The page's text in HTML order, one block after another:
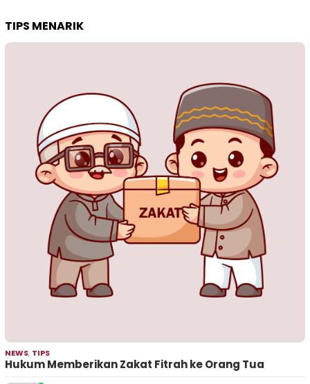
TIPS MENARIK
NEWS, TIPS
Hukum Memberikan Zakat Fitrah ke Orang Tua